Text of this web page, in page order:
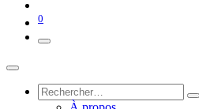
0